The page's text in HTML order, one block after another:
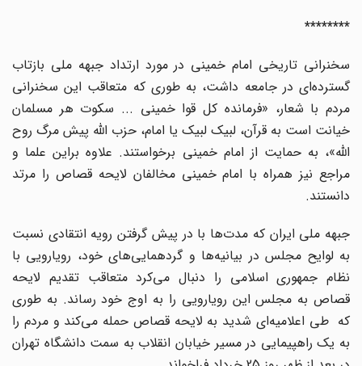
********
سخنرانی تاریخی امام خمینی در مورد ارتداد جبهه ملی بازتاب
گسترده‌ای در جامعه داشت، به طوری که متعاقب این سخنرانی
مردم با شعار، «فرمانده کل قوا خمینی ... سکوت هر مسلمان
خیانت است به قرآن، لبیک لبیک یا امام، حزب الله پیش مرگ روح
الله»، به حمایت از امام خمینی برخواستند. علاوه براین علما و
مراجع نیز همراه با امام خمینی مخالفان لایحه قصاص را مرتد
دانستند.
جبهه ملی ایران که مدت‌ها با در پیش گرفتن رویه انتقادی نسبت
به لوایح مجلس در بیانیه‌ها و گردهمایی‌های خود، رویارویی با
نظام جمهوری اسلامی را دنبال می‌کرد متعاقب تقدیم لایحه
قصاص به مجلس این رویارویی را به اوج خود رساند. به طوری
که طی اعلامیه‌ای شدید به لایحه قصاص حمله می‌کند و مردم را
به یک راهپیمایی در مسیر خیابان انقلاب به سمت دانشگاه تهران